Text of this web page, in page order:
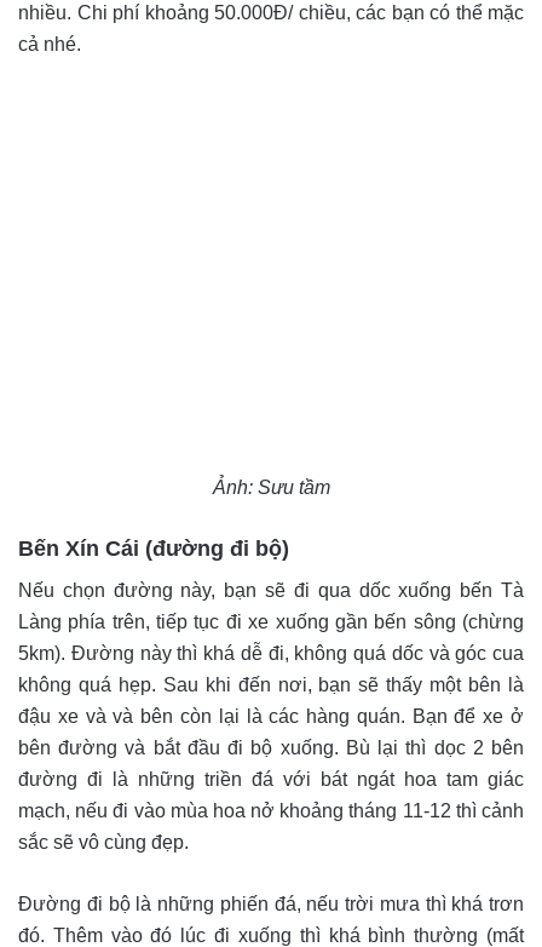
nhiều. Chi phí khoảng 50.000Đ/ chiều, các bạn có thể mặc
cả nhé.
Ảnh: Sưu tầm
Bến Xín Cái (đường đi bộ)
Nếu chọn đường này, bạn sẽ đi qua dốc xuống bến Tà
Làng phía trên, tiếp tục đi xe xuống gần bến sông (chừng
5km). Đường này thì khá dễ đi, không quá dốc và góc cua
không quá hẹp. Sau khi đến nơi, bạn sẽ thấy một bên là
đậu xe và và bên còn lại là các hàng quán. Bạn để xe ở
bên đường và bắt đầu đi bộ xuống. Bù lại thì dọc 2 bên
đường đi là những triền đá với bát ngát hoa tam giác
mạch, nếu đi vào mùa hoa nở khoảng tháng 11-12 thì cảnh
sắc sẽ vô cùng đẹp.
Đường đi bộ là những phiến đá, nếu trời mưa thì khá trơn
đó. Thêm vào đó lúc đi xuống thì khá bình thường (mất